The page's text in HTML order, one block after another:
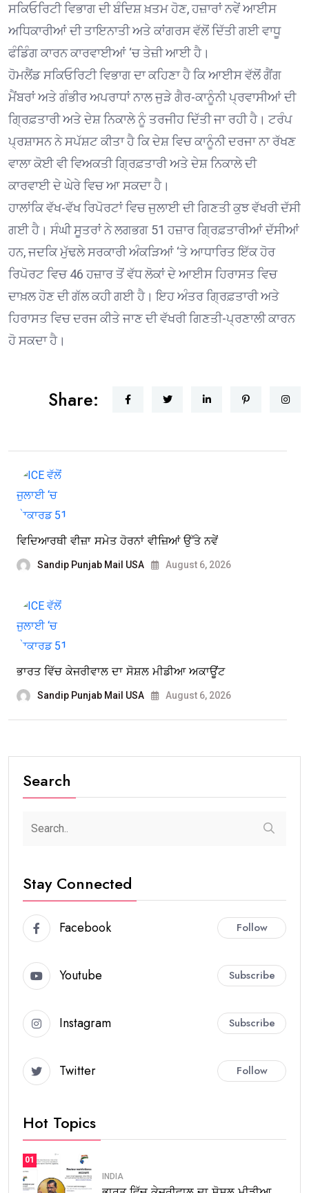
ਸਕਿਓਰਿਟੀ ਵਿਭਾਗ ਦੀ ਬੰਦਿਸ਼ ਖ਼ਤਮ ਹੋਣ, ਹਜ਼ਾਰਾਂ ਨਵੇਂ ਆਈਸ
ਅਧਿਕਾਰੀਆਂ ਦੀ ਤਾਇਨਾਤੀ ਅਤੇ ਕਾਂਗਰਸ ਵੱਲੋਂ ਦਿੱਤੀ ਗਈ ਵਾਧੂ
ਫੰਡਿੰਗ ਕਾਰਨ ਕਾਰਵਾਈਆਂ ‘ਚ ਤੇਜ਼ੀ ਆਈ ਹੈ।
ਹੋਮਲੈਂਡ ਸਕਿਓਰਿਟੀ ਵਿਭਾਗ ਦਾ ਕਹਿਣਾ ਹੈ ਕਿ ਆਈਸ ਵੱਲੋਂ ਗੈਂਗ
ਮੈਂਬਰਾਂ ਅਤੇ ਗੰਭੀਰ ਅਪਰਾਧਾਂ ਨਾਲ ਜੁੜੇ ਗੈਰ-ਕਾਨੂੰਨੀ ਪ੍ਰਵਾਸੀਆਂ ਦੀ
ਗ੍ਰਿਫ਼ਤਾਰੀ ਅਤੇ ਦੇਸ਼ ਨਿਕਾਲੇ ਨੂੰ ਤਰਜੀਹ ਦਿੱਤੀ ਜਾ ਰਹੀ ਹੈ। ਟਰੰਪ
ਪ੍ਰਸ਼ਾਸਨ ਨੇ ਸਪੱਸ਼ਟ ਕੀਤਾ ਹੈ ਕਿ ਦੇਸ਼ ਵਿਚ ਕਾਨੂੰਨੀ ਦਰਜਾ ਨਾ ਰੱਖਣ
ਵਾਲਾ ਕੋਈ ਵੀ ਵਿਅਕਤੀ ਗ੍ਰਿਫ਼ਤਾਰੀ ਅਤੇ ਦੇਸ਼ ਨਿਕਾਲੇ ਦੀ
ਕਾਰਵਾਈ ਦੇ ਘੇਰੇ ਵਿਚ ਆ ਸਕਦਾ ਹੈ।
ਹਾਲਾਂਕਿ ਵੱਖ-ਵੱਖ ਰਿਪੋਰਟਾਂ ਵਿਚ ਜੁਲਾਈ ਦੀ ਗਿਣਤੀ ਕੁਝ ਵੱਖਰੀ ਦੱਸੀ
ਗਈ ਹੈ। ਸੰਘੀ ਸੂਤਰਾਂ ਨੇ ਲਗਭਗ 51 ਹਜ਼ਾਰ ਗ੍ਰਿਫ਼ਤਾਰੀਆਂ ਦੱਸੀਆਂ
ਹਨ, ਜਦਕਿ ਮੁੱਢਲੇ ਸਰਕਾਰੀ ਅੰਕੜਿਆਂ ‘ਤੇ ਆਧਾਰਿਤ ਇੱਕ ਹੋਰ
ਰਿਪੋਰਟ ਵਿਚ 46 ਹਜ਼ਾਰ ਤੋਂ ਵੱਧ ਲੋਕਾਂ ਦੇ ਆਈਸ ਹਿਰਾਸਤ ਵਿਚ
ਦਾਖ਼ਲ ਹੋਣ ਦੀ ਗੱਲ ਕਹੀ ਗਈ ਹੈ। ਇਹ ਅੰਤਰ ਗ੍ਰਿਫ਼ਤਾਰੀ ਅਤੇ
ਹਿਰਾਸਤ ਵਿਚ ਦਰਜ ਕੀਤੇ ਜਾਣ ਦੀ ਵੱਖਰੀ ਗਿਣਤੀ-ਪ੍ਰਣਾਲੀ ਕਾਰਨ
ਹੋ ਸਕਦਾ ਹੈ।
Share:
ਵਿਦਿਆਰਥੀ ਵੀਜ਼ਾ ਸਮੇਤ ਹੋਰਨਾਂ ਵੀਜ਼ਿਆਂ ਉੱਤੇ ਨਵੇਂ
Sandip Punjab Mail USA August 6, 2026
ਭਾਰਤ ਵਿੱਚ ਕੇਜਰੀਵਾਲ ਦਾ ਸੋਸ਼ਲ ਮੀਡੀਆ ਅਕਾਊਂਟ
Sandip Punjab Mail USA August 6, 2026
Search
Stay Connected
Facebook Follow
Youtube Subscribe
Instagram Subscribe
Twitter Follow
Hot Topics
01
INDIA